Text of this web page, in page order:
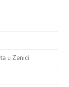
u Zenici